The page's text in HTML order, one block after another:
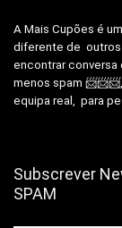
A Mais Cupões é
diferente de outros
encontrar conversa
menos spam
equipa real, para
Subscrever
SPAM